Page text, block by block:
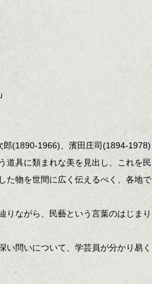
郎(1890-1966)、濱田庄司(1894-1978)
道具に類まれな美を見出し、これを民
た物を世間に広く伝えるべく、各地で
りながら、民藝という言葉のはじまり
い問いについて、学芸員が分かり易く